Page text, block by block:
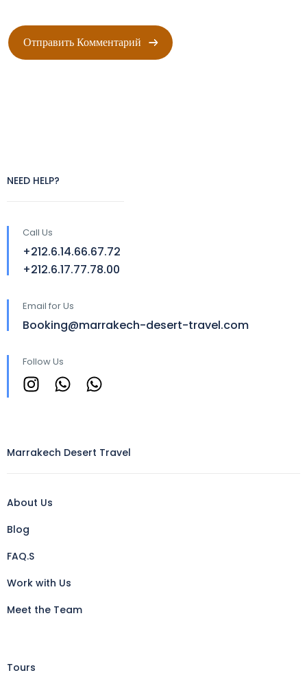
NEED HELP?
Call Us
+212.6.14.66.67.72
+212.6.17.77.78.00
Email for Us
Booking@marrakech-desert-travel.com
Follow Us
Marrakech Desert Travel
About Us
Blog
FAQ.S
Work with Us
Meet the Team
Tours